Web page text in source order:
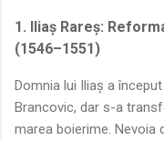
1. Iliaș Rareș:
(1546–1551)
Domnia lui Iliaș a
Brancovic, dar s-a
marea boierime. Nevoia